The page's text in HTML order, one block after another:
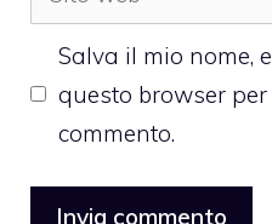
web
Salva il mio nome,
questo browser
commento.